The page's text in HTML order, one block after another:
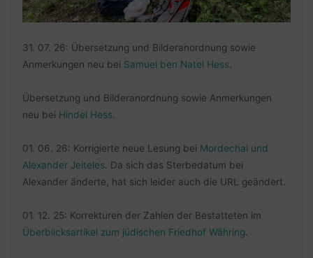
31. 07. 26: Übersetzung und Bilderanordnung sowie
Anmerkungen neu bei Samuel ben Natel Hess
Übersetzung und Bilderanordnung sowie Anmerkungen
neu bei Hindel Hess
01. 06. 26: Korrigierte neue Lesung bei Mordechai und
Alexander Jeiteles . Da sich das Sterbedatum bei
Alexander änderte, hat sich leider auch die URL geändert.
01. 12. 25: Korrekturen der Zahlen der Bestatteten im
Überblicksartikel zum jüdischen Friedhof Währing